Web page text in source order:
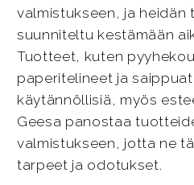
valmistukseen, ja heidän
suunniteltu kestämään
Tuotteet, kuten
paperitelineet ja
käytännöllisiä, myös
Geesa panostaa
valmistukseen, jotta ne
tarpeet ja odotukset.